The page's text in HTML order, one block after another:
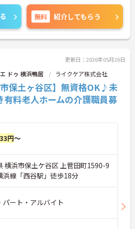
無料 紹介してもらう
更新日：2026年05月26日
ドゥ 横浜鴨居 ライクケア株式会社
市保土ヶ谷区】無資格OK♪未
料老人ホームの介護職員募
円～
横浜市保土ケ谷区 上菅田町1590-9
浜線「西谷駅」徒歩18分
パート・アルバイト